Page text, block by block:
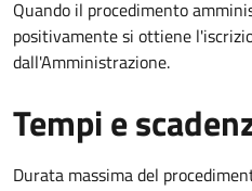
Quando il procedimento
positivamente si ottiene
dall'Amministrazione.
Tempi e
Durata massima del